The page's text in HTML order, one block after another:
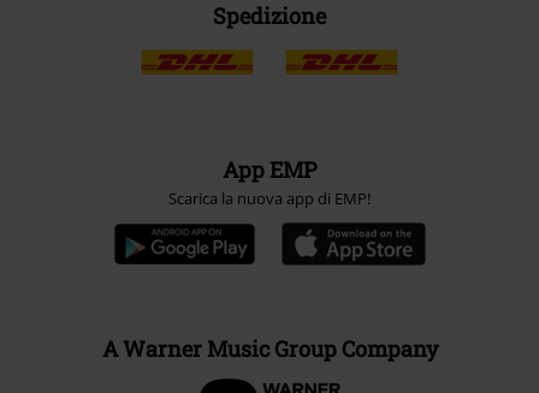
Spedizione
App EMP
Scarica la nuova app di EMP!
A Warner Music Group Company